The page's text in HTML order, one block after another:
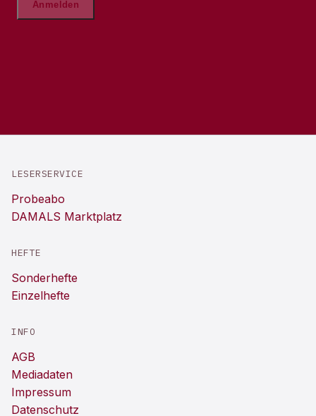
LESERSERVICE
Probeabo
DAMALS Marktplatz
HEFTE
Sonderhefte
Einzelhefte
INFO
AGB
Mediadaten
Impressum
Datenschutz